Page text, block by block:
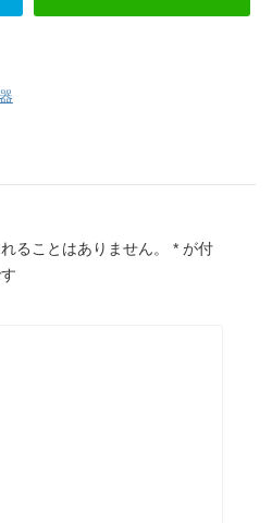
ることはありません。 * が付